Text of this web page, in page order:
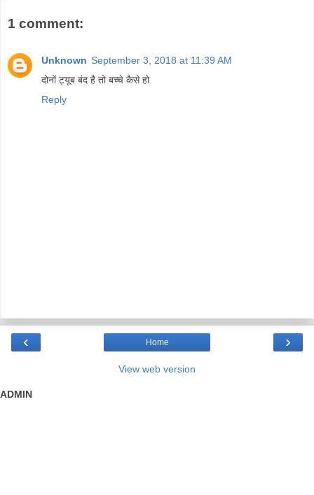
1 comment:
Unknown September 3, 2018 at 11:39 AM
दोनों ट्यूब बंद है तो बच्चे कैसे हो
Reply
‹ ›
Home
View web version
ADMIN